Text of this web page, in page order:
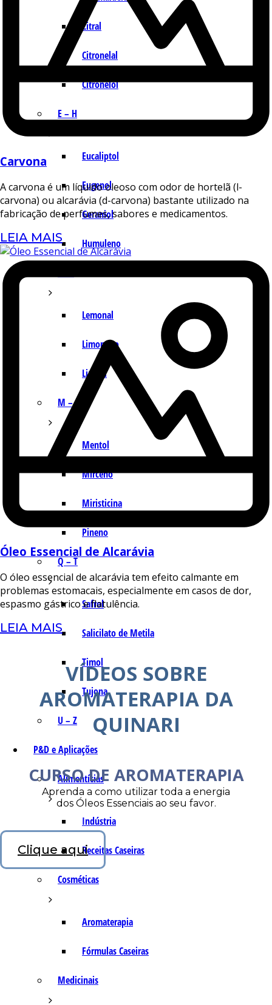
Citral
Citronelal
Citronelol
E – H
Eucaliptol
Eugenol
Geraniol
Humuleno
Lemonal
Limoneno
Linalol
M – P
Mentol
Mirceno
Miristicina
Pineno
Q – T
Safrol
Salicilato de Metila
Timol
Tujona
U – Z
P&D e Aplicações
Alimentícias
Indústria
Receitas Caseiras
Cosméticas
Aromaterapia
Fórmulas Caseiras
Medicinais
Carvona
A carvona é um líquido oleoso com odor de hortelã (l-
carvona) ou alcarávia (d-carvona) bastante utilizado na
fabricação de perfumes, sabores e medicamentos.
LEIA MAIS
Óleo Essencial de Alcarávia
O óleo essencial de alcarávia tem efeito calmante em
problemas estomacais, especialmente em casos de dor,
espasmo gástrico e flatulência.
LEIA MAIS
VÍDEOS SOBRE
AROMATERAPIA DA
QUINARI
CURSO DE AROMATERAPIA
Aprenda a como utilizar toda a energia
dos Óleos Essenciais ao seu favor.
Clique aqui